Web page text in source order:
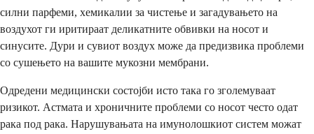
силни парфеми, хемикалии за чистење и загадувањето на
воздухот ги иритираат деликатните обвивки на носот и
синусите. Дури и сувиот воздух може да предизвика проблеми
со сушењето на вашите мукозни мембрани.
Одредени медицински состојби исто така го зголемуваат
ризикот. Астмата и хроничните проблеми со носот често одат
рака под рака. Нарушувањата на имунолошкиот систем можат